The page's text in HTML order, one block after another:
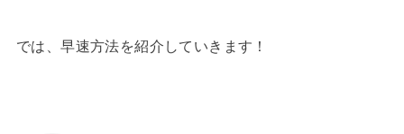
では、早速方法を紹介していきます！